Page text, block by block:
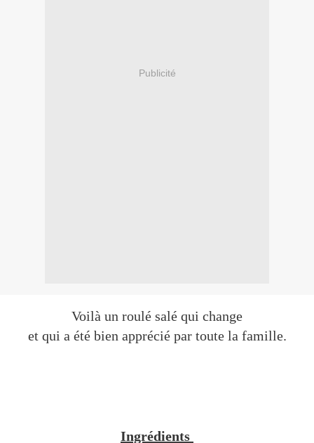
Publicité
Voilà un roulé salé qui change
et qui a été bien apprécié par toute la famille.
Ingrédients